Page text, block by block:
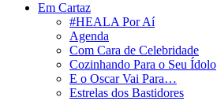
Em Cartaz
#HEALA Por Aí
Agenda
Com Cara de Celebridade
Cozinhando Para o Seu Ídolo
E o Oscar Vai Para…
Estrelas dos Bastidores